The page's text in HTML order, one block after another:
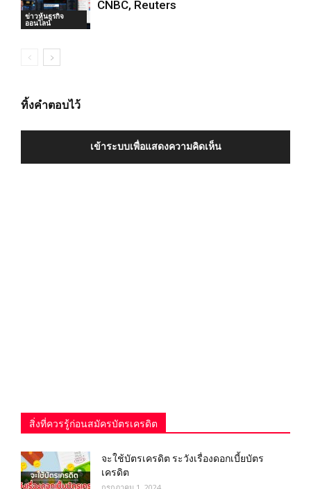
ข่าวหุ้นธุรกิจ
ออนไลน์
CNBC, Reuters
ทิ้งคำตอบไว้
เข้าระบบเพื่อแสดงความคิดเห็น
สิ่งที่ควรรู้ก่อนสมัครบัตรเครดิต
จะใช้บัตรเครดิต ระวังเรื่องดอกเบี้ยบัตร
เครดิต